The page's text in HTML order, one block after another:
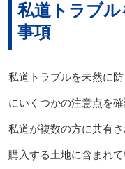
私道トラブ
事項
私道トラブルを未然に
にいくつかの注意点を
私道が複数の方に共有
購入する土地に含まれ